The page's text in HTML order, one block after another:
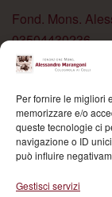
Per fornire le migliori
memorizzare e/o
queste tecnologie ci
navigazione o ID
può influire
Gestisci servizi
Fond. Mons.
03504430236